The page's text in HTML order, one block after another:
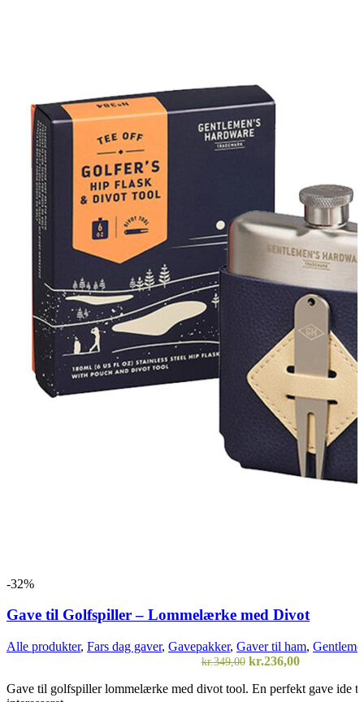
-32%
Gave til Golfspiller – Lommelærke med Divot
Alle produkter, Fars dag gaver, Gavepakker, Gaver til ham,
kr.349,00 Den
pris
kr.236,00Den
pris
Gave til golfspiller lommelærke med divot tool. En perfekt gave ide